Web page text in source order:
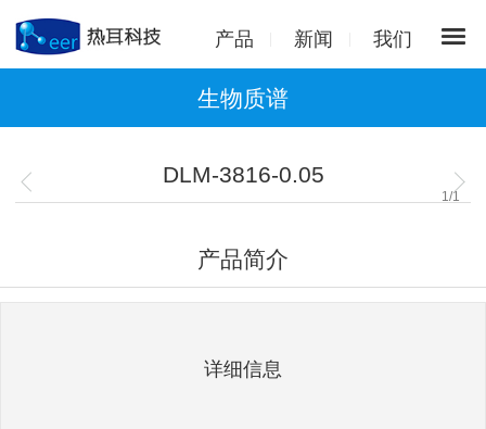
产品 新闻 我们
生物质谱
DLM-3816-0.05
1 /1
产品简介
详细信息